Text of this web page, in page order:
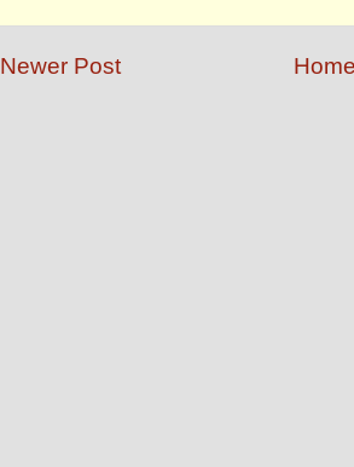
Newer Post